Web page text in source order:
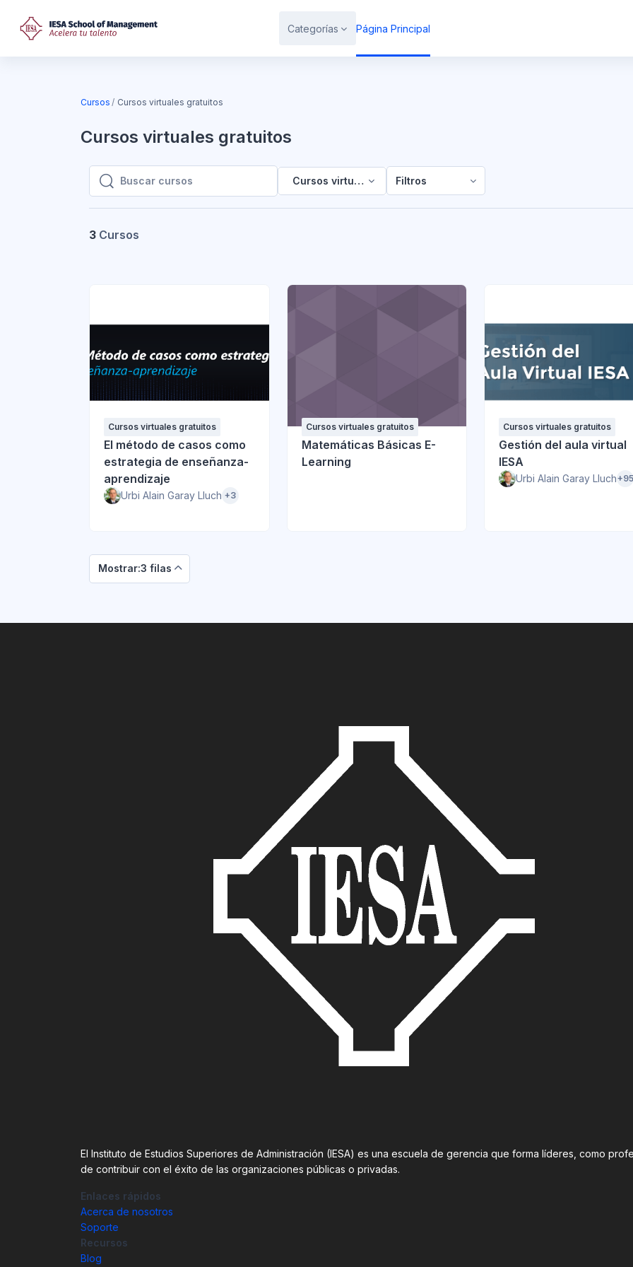
Categorías Página Principal
Cursos Cursos virtuales gratuitos
Cursos virtuales gratuitos
Buscar cursos
Buscar cursos
Cursos virtuales gratuitos
Filtros
3 Cursos
Cursos virtuales gratuitos
El método de casos como
estrategia de enseñanza-
aprendizaje
Urbi Alain Garay Lluch +3
Cursos virtuales gratuitos
Matemáticas Básicas E-
Learning
Cursos virtuales gratuitos
Gestión del aula virtual
IESA
Urbi Alain Garay Lluch+95
Mostrar:3 filas
El Instituto de Estudios Superiores de Administración (IESA) es una escuela de gerencia que forma líderes, como
de contribuir con el éxito de las organizaciones públicas o privadas.
Enlaces rápidos
Acerca de nosotros
Soporte
Recursos
Blog